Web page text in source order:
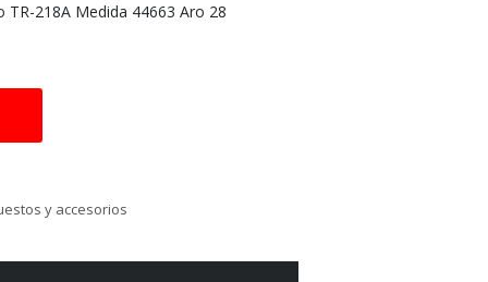
TR-218A Medida 44663 Aro 28
y accesorios